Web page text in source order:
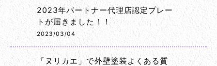
2023年パートナー代理店認定プレー
トが届きました！！
2023/03/04
「ヌリカエ」で外壁塗装よくある質